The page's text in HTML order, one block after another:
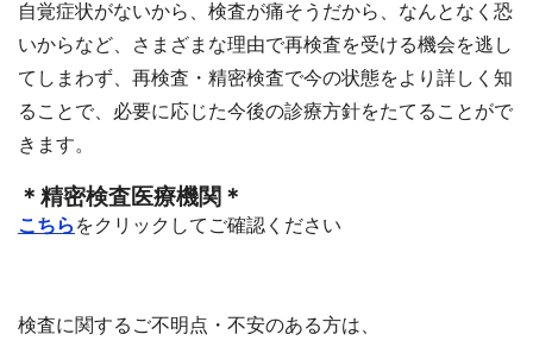
自覚症状がないから、検査が痛そうだから、なんとなく恐
いからなど、さまざまな理由で再検査を受ける機会を逃し
てしまわず、再検査・精密検査で今の状態をより詳しく知
ることで、必要に応じた今後の診療方針をたてることがで
きます。
＊精密検査医療機関＊
こちら をクリックしてご確認ください
検査に関するご不明点・不安のある方は、